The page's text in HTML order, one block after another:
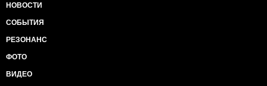
НОВОСТИ
СОБЫТИЯ
РЕЗОНАНС
ФОТО
ВИДЕО